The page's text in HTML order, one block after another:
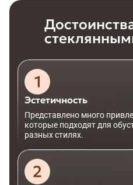
Эстетичность
Представлено много
которые подходят для
разных стилях.